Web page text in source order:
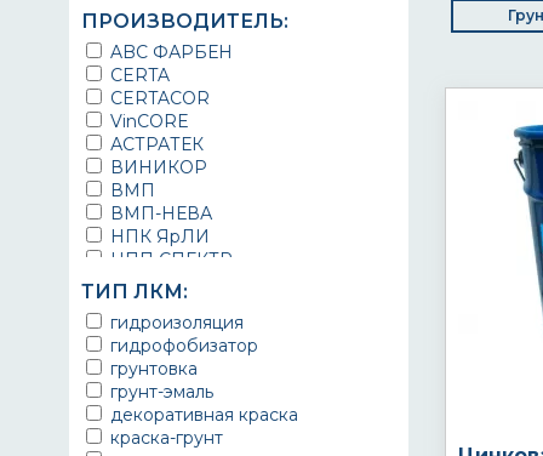
ПРОИЗВОДИТЕЛЬ:
ABC ФАРБЕН
CERTA
CERTACOR
VinCORE
АСТРАТЕК
ВИНИКОР
ВМП
ВМП-НЕВА
НПК ЯрЛИ
НПП СПЕКТР
НПФ ЭМАЛЬ
ТЕРМА
УРЕПЛЕН
ТИП ЛКМ:
гидроизоляция
гидрофобизатор
грунтовка
грунт-эмаль
декоративная краска
краска-грунт